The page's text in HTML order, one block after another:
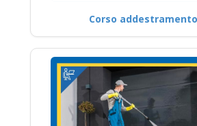
Corso